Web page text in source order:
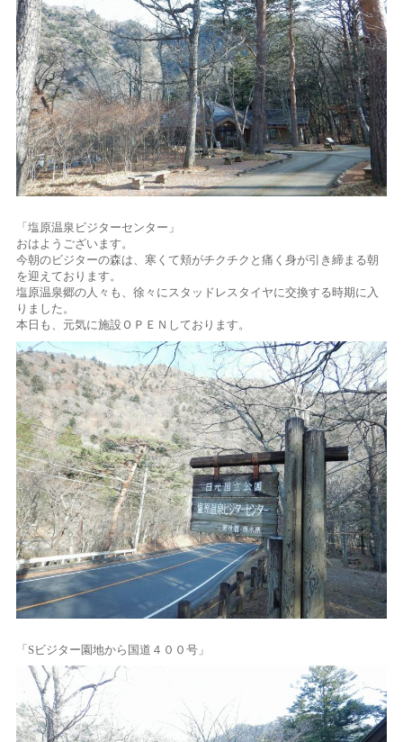
「塩原温泉ビジターセンター」
おはようございます。
今朝のビジターの森は、寒くて頬がチクチクと痛く身が引き締まる朝
を迎えております。
塩原温泉郷の人々も、徐々にスタッドレスタイヤに交換する時期に入
りました。
本日も、元気に施設ＯＰＥＮしております。
「Sビジター園地から国道４００号」